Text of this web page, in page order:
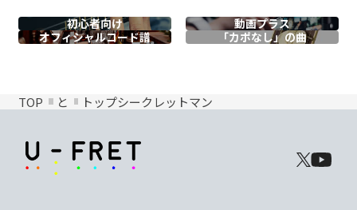
初心者向け
動画プラス
オフィシャルコード譜 「カポなし」の曲
TOP と トップシークレットマン